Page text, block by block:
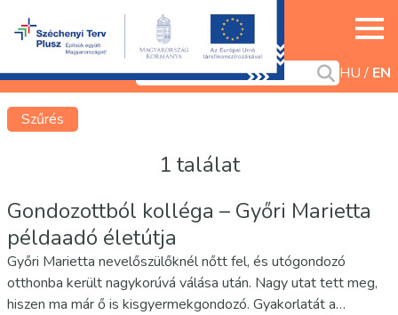
HU EN
Szűrés
1 találat
Gondozottból kolléga – Győri Marietta
példaadó életútja
Győri Marietta nevelőszülőknél nőtt fel, és utógondozó
otthonba került nagykorúvá válása után. Nagy utat tett meg,
hiszen ma már ő is kisgyermekgondozó. Gyakorlatát a